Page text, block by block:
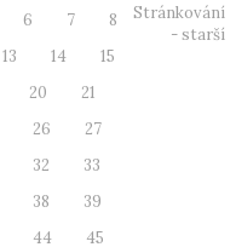
6 7
8
13 14
15
20
21
26
27
32
33
38
39
44
45
Stránkování
- starší